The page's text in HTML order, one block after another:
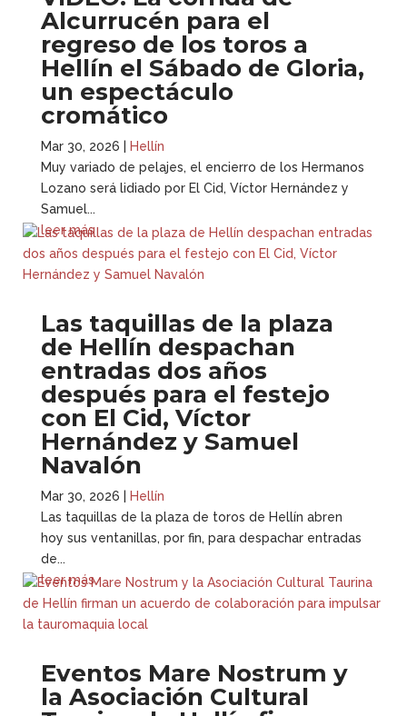
Alcurrucén para el
regreso de los toros a
Hellín el Sábado de Gloria,
un espectáculo
cromático
Mar 30, 2026
Hellín
Muy variado de pelajes, el encierro de los Hermanos
Lozano será lidiado por El Cid, Víctor Hernández y
Samuel...
leer más
Las taquillas de la plaza
de Hellín despachan
entradas dos años
después para el festejo
con El Cid, Víctor
Hernández y Samuel
Navalón
Mar 30, 2026
Hellín
Las taquillas de la plaza de toros de Hellín abren
hoy sus ventanillas, por fin, para despachar entradas
de...
leer más
Eventos Mare Nostrum y
la Asociación Cultural